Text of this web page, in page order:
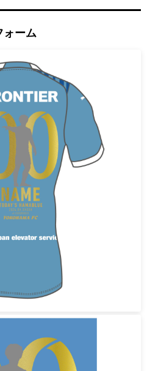
ォーム